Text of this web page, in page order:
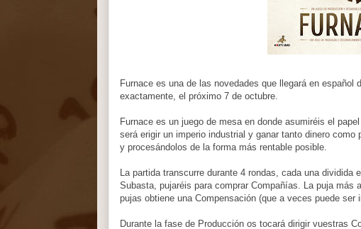
Furnace es una de las novedades que llegará en español
exactamente, el próximo 7 de octubre.
Furnace es un juego de mesa en donde asumiréis el
será erigir un imperio industrial y ganar tanto dinero
y procesándolos de la forma más rentable posible.
La partida transcurre durante 4 rondas, cada una
Subasta, pujaréis para comprar Compañías. La puja más
pujas obtiene una Compensación (que a veces puede ser
Durante la fase de Producción os tocará dirigir vuestras